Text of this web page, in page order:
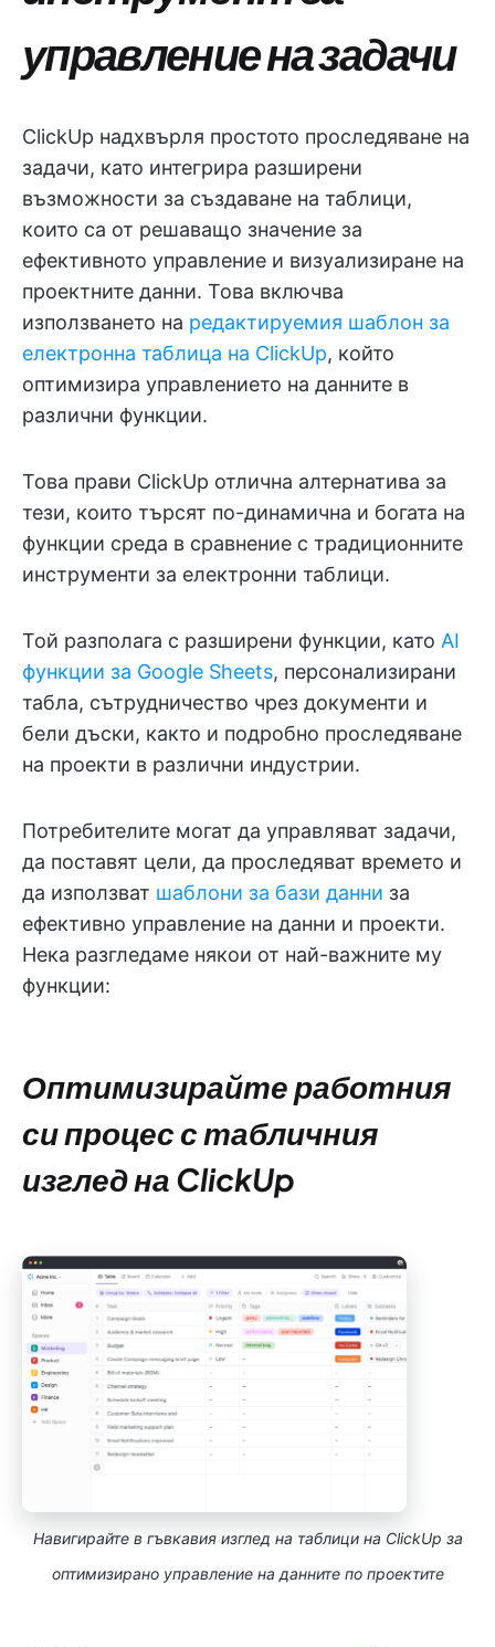
управление на задачи
ClickUp надхвърля простото проследяване на
задачи, като интегрира разширени
възможности за създаване на таблици,
които са от решаващо значение за
ефективното управление и визуализиране на
проектните данни. Това включва
използването на редактируемия шаблон за
електронна таблица на ClickUp, който
оптимизира управлението на данните в
различни функции.
Това прави ClickUp отлична алтернатива за
тези, които търсят по-динамична и богата на
функции среда в сравнение с традиционните
инструменти за електронни таблици.
Той разполага с разширени функции, като AI
функции за Google Sheets, персонализирани
табла, сътрудничество чрез документи и
бели дъски, както и подробно проследяване
на проекти в различни индустрии.
Потребителите могат да управляват задачи,
да поставят цели, да проследяват времето и
да използват шаблони за бази данни за
ефективно управление на данни и проекти.
Нека разгледаме някои от най-важните му
функции:
Оптимизирайте работния
си процес с табличния
изглед на ClickUp
Навигирайте в гъвкавия изглед на таблици на ClickUp за
оптимизирано управление на данните по проектите